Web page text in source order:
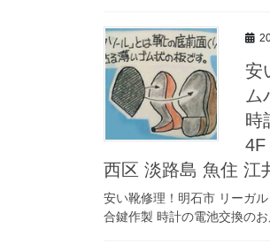
安
ム
時
4F
西区 淡路島 魚住 江
安い靴修理！明石市 リーガ
合鍵作製 時計の電池交換の